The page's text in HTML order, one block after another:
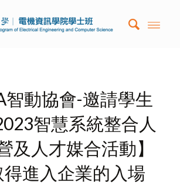
智動協會-邀請學生
智慧系統整合人
及人才媒合活動】
進入企業的入場